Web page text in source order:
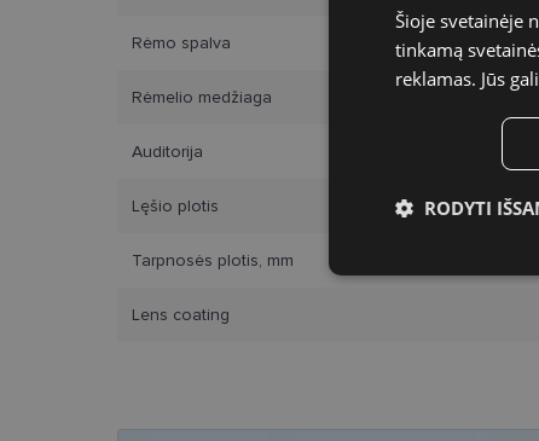
Rėmo spalva
Rėmelio medžiaga
Auditorija
Lęšio plotis
Tarpnosės plotis, mm
Lens coating
Šioje svetainėje
tinkamą
reklamas. Jūs
RODYTI